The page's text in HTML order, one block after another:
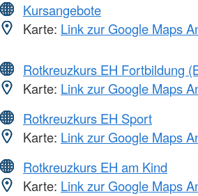
Kursangebote
Karte: Link zur Google Maps
Rotkreuzkurs EH Fortbildung
Karte: Link zur Google Maps
Rotkreuzkurs EH Sport
Karte: Link zur Google Maps
Rotkreuzkurs EH am Kind
Karte: Link zur Google Maps